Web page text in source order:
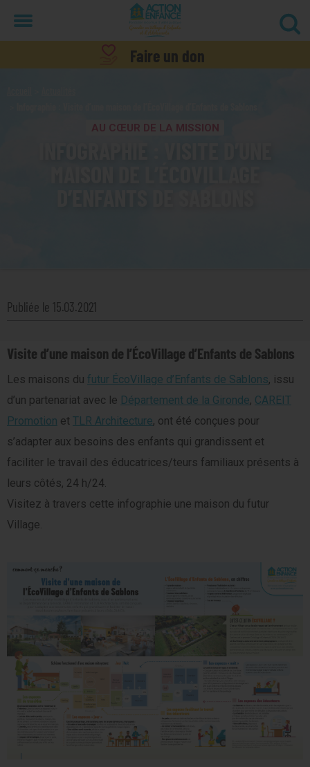
Faire un don
AU CŒUR DE LA MISSION
Publiée le 15.03.2021
Visite d’une maison de l’ÉcoVillage d’Enfants de Sablons
Les maisons du futur ÉcoVillage d’Enfants de Sablons, issu
d’un partenariat avec le Département de la Gironde, CAREIT
Promotion et TLR Architecture, ont été conçues pour
s’adapter aux besoins des enfants qui grandissent et
faciliter le travail des éducatrices/teurs familiaux présents à
leurs côtés, 24 h/24.
Visitez à travers cette infographie une maison du futur
Village.